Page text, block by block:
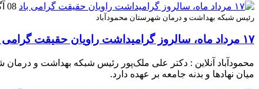
08 آگوست 2026
رئیس شبکه بهداشت و درمان شهرستان محمودآباد
۱۷ مرداد ماه، سالروز گرامیداشت راویان حقیقت گرامی باد
محمودآباد آنلاین : دکتر علی ملک‌پور رئیس شبکه بهداشت و درمان
میان نهادها و بدنه جامعه بر عهده دارد.